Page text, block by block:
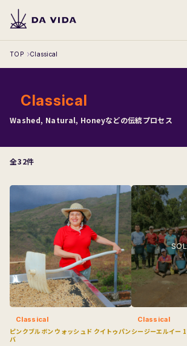
All
Classical-Honey
Innovative
Competition
Sample
TOP Classical
Classical
Washed, Natural, Honeyなどの伝統プロセス
全32件
Classical
ピンクブルボン ウォッシュド クイトゥパン
バ
Classical
シージーエルイー